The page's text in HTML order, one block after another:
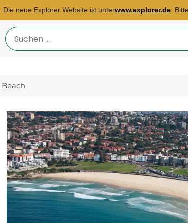
neue Explorer Website ist unterwww.explorer.de .
Reiseland
eingeben
Reisebüro München Ost
E-Mail:
sybille.duering@explorer.de
Botswana, Südafrika,
Indonesien...